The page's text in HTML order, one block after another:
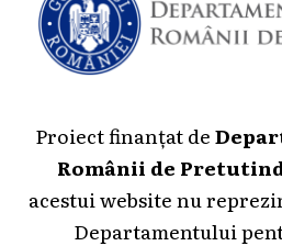
Proiect finanțat de
Românii de
acestui website nu
Departamentului